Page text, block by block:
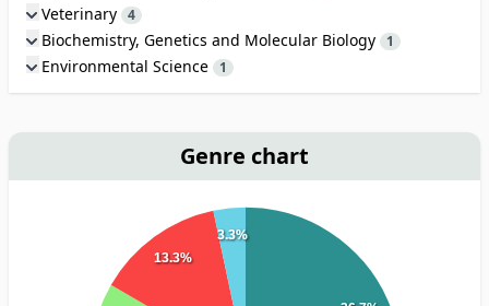
Veterinary 4
Biochemistry, Genetics and Molecular Biology 1
Environmental Science 1
Genre chart
13.3%
3.3%